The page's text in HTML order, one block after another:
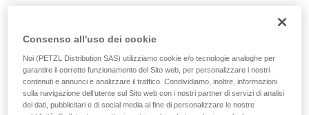
Consenso all'uso dei cookie
Noi (PETZL Distribution SAS) utilizziamo cookie e/o tecnologie analoghe per
garantire il corretto funzionamento del Sito web, per personalizzare i nostri
contenuti e annunci e analizzare il traffico. Condividiamo, inoltre, informazioni
sulla navigazione dell’utente sul Sito web con i nostri partner di servizi di analisi
dei dati, pubblicitari e di social media al fine di personalizzare le nostre